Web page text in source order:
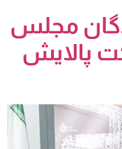
مجلس
پالایش